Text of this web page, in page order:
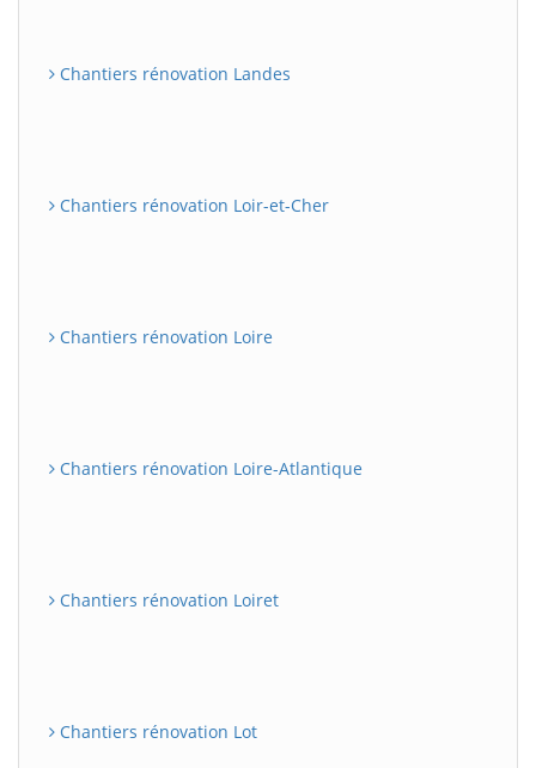
Chantiers rénovation Landes
Chantiers rénovation Loir-et-Cher
Chantiers rénovation Loire
Chantiers rénovation Loire-Atlantique
Chantiers rénovation Loiret
Chantiers rénovation Lot